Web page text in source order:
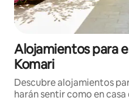
Alojamientos para
Komari
Descubre alojamientos
harán sentir como en